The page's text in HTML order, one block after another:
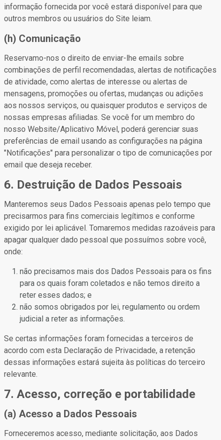
informação fornecida por você estará disponível para que
outros membros ou usuários do Site leiam.
(h) Comunicação
Reservamo-nos o direito de enviar-lhe emails sobre
combinações de perfil recomendadas, alertas de notificações
de atividade, como alertas de interesse ou alertas de
mensagens, promoções ou ofertas, mudanças ou adições
aos nossos serviços, ou quaisquer produtos e serviços de
nossas empresas afiliadas. Se você for um membro do
nosso Website/Aplicativo Móvel, poderá gerenciar suas
preferências de email usando as configurações na página
"Notificações" para personalizar o tipo de comunicações por
email que deseja receber.
6. Destruição de Dados Pessoais
Manteremos seus Dados Pessoais apenas pelo tempo que
precisarmos para fins comerciais legítimos e conforme
exigido por lei aplicável. Tomaremos medidas razoáveis para
apagar qualquer dado pessoal que possuímos sobre você,
onde:
não precisamos mais dos Dados Pessoais para os fins
para os quais foram coletados e não temos direito a
reter esses dados; e
não somos obrigados por lei, regulamento ou ordem
judicial a reter as informações.
Se certas informações foram fornecidas a terceiros de
acordo com esta Declaração de Privacidade, a retenção
dessas informações estará sujeita às políticas do terceiro
relevante.
7. Acesso, correção e portabilidade
(a) Acesso a Dados Pessoais
Forneceremos acesso, mediante solicitação, aos Dados